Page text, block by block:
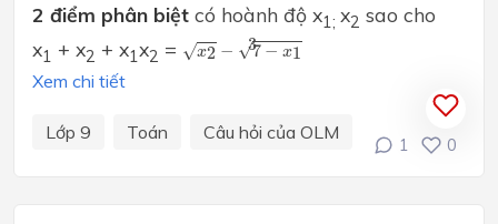
2 điểm phân biệt có hoành độ x1; x2 sao cho
x1 + x2 + x1 x2 = √x2 − 3
√7 − x1
2−7 13
Xem chi tiết
Lớp 9 Toán Câu hỏi của OLM
1 0